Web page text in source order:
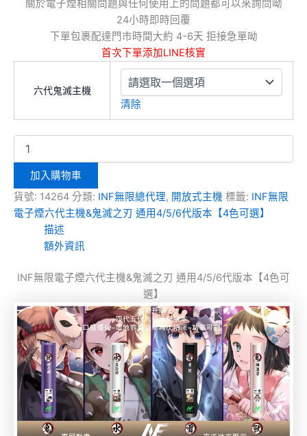
關於電子煙相關問題與任何使用上的問題都可以來詢問呦
24小時即時回覆
下單包裹配達門市時間大約 4-6天 拒接急單呦
首次下單添加LINE核實
六代鬼滅主機
清除
加入購物車
貨號: 14264 分類: INF無限總代理, 開放式主機 標籤: INF無限
電子煙六代主機&鬼滅之刃 通用4/5/6代版本【4色可選】
描述
額外資訊
INF無限電子煙六代主機&鬼滅之刃 通用4/5/6代版本【4色可
選】